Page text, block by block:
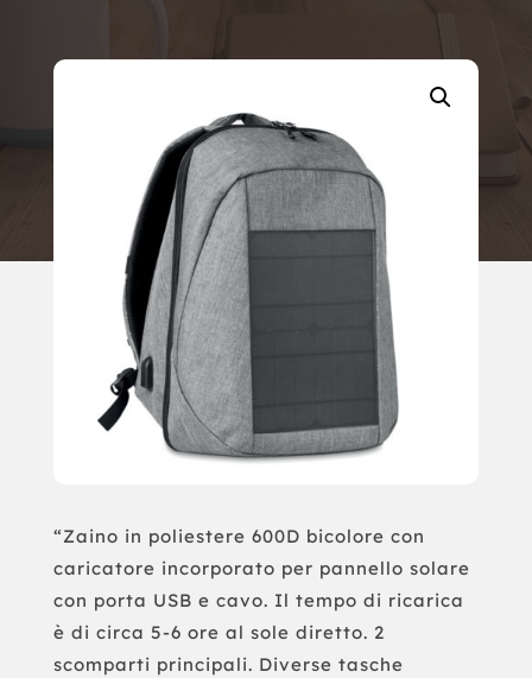
“Zaino in poliestere 600D bicolore con
caricatore incorporato per pannello solare
con porta USB e cavo. Il tempo di ricarica
è di circa 5-6 ore al sole diretto. 2
scomparti principali. Diverse tasche